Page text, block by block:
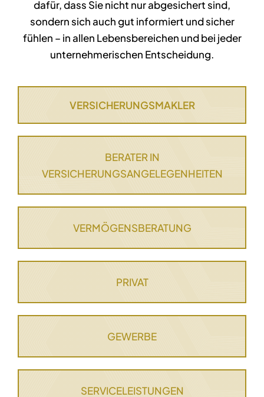
dafür, dass Sie nicht nur abgesichert sind,
sondern sich auch gut informiert und sicher
fühlen – in allen Lebensbereichen und bei jeder
unternehmerischen Entscheidung.
VERSICHERUNGSMAKLER
BERATER IN
VERSICHERUNGSANGELEGENHEITEN
VERMÖGENSBERATUNG
PRIVAT
GEWERBE
SERVICELEISTUNGEN